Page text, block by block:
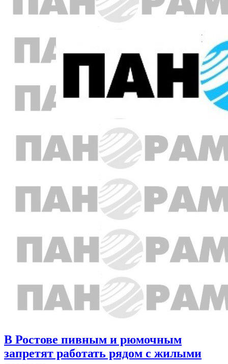
В Ростове пивным и рюмочным
запретят работать рядом с жилыми